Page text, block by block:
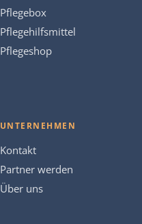
Pflegebox
Pflegehilfsmittel
Pflegeshop
UNTERNEHMEN
Kontakt
Partner werden
Über uns